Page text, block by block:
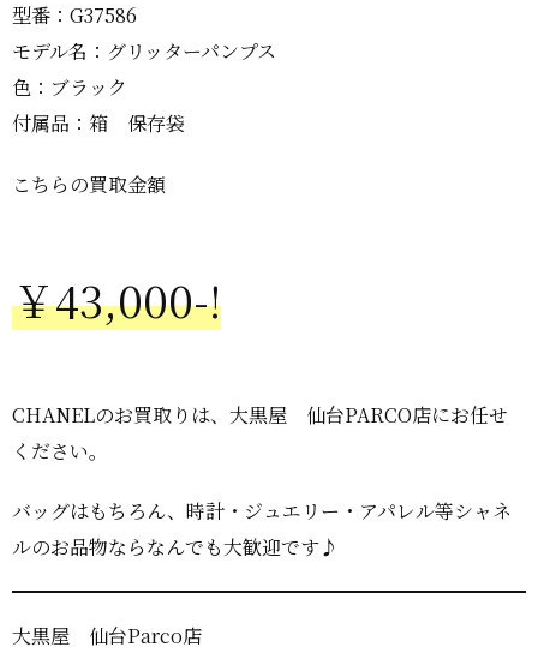
型番：G37586
モデル名：グリッターパンプス
色：ブラック
付属品：箱 保存袋
こちらの買取金額
￥43,000-!
CHANELのお買取りは、大黒屋 仙台PARCO店にお任せ
ください。
バッグはもちろん、時計・ジュエリー・アパレル等シャネ
ルのお品物ならなんでも大歓迎です♪
大黒屋 仙台Parco店